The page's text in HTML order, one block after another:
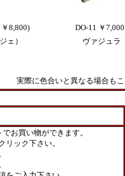
8,800) DO-11 ￥
ェ）
ヴァジュラ
実際に色合いと異なる場合も
お買い物ができます。
ック下さい。